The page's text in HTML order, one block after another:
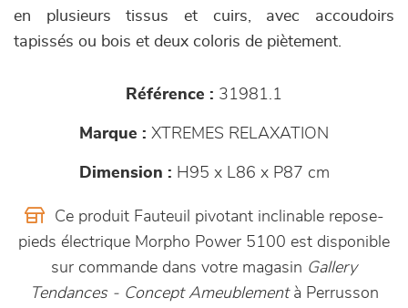
en plusieurs tissus et cuirs, avec accoudoirs
tapissés ou bois et deux coloris de piètement.
Référence : 31981.1
Marque : XTREMES RELAXATION
Dimension : H95 x L86 x P87 cm
Ce produit Fauteuil pivotant inclinable repose-
pieds électrique Morpho Power 5100 est disponible
sur commande dans votre magasin Gallery
Tendances - Concept Ameublement à Perrusson